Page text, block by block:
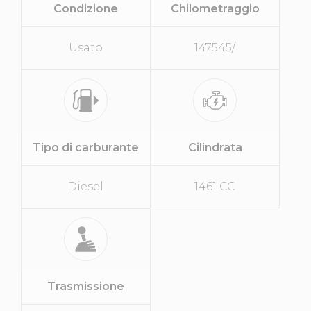
Condizione
Usato
Chilometraggio
147545/
Tipo di carburante
Diesel
Cilindrata
1461 CC
Trasmissione